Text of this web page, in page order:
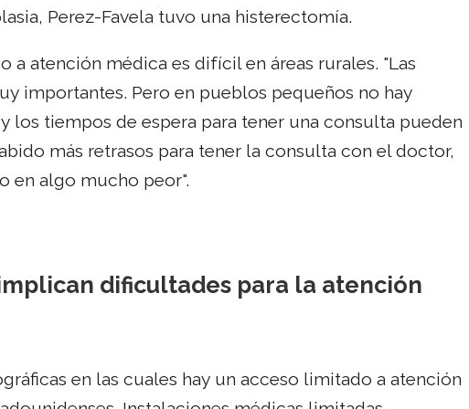
Perez-Favela tuvo una histerectomía.
a atención médica es difícil en áreas rurales. "Las
importantes. Pero en pueblos pequeños no hay
los tiempos de espera para tener una consulta pueden
más retrasos para tener la consulta con el doctor,
en algo mucho peor".
dificultades para la atención
en las cuales hay un acceso limitado a atención